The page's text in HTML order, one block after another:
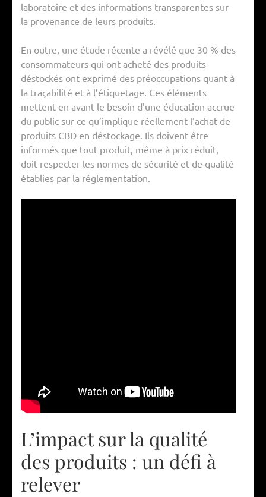
laboratoire et des informations transparentes sur
la provenance de leurs produits.
En outre, une étude récente a révélé que 30 % des
consommateurs qui ont acheté des produits
déstockés ont exprimé des préoccupations quant à
la traçabilité et à l’étiquetage. Ces éléments
mettent en avant le besoin d’une éducation accrue
du public sur ce qu’implique réellement l’achat de
produits CBD en déstockage. Ils doivent être
informés que tout produit, même à prix réduit,
doit respecter les normes de sécurité et de qualité
établies par la réglementation.
L’impact sur la qualité
des produits : un défi à
relever